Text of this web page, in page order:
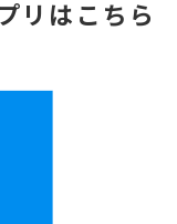
リはこちら